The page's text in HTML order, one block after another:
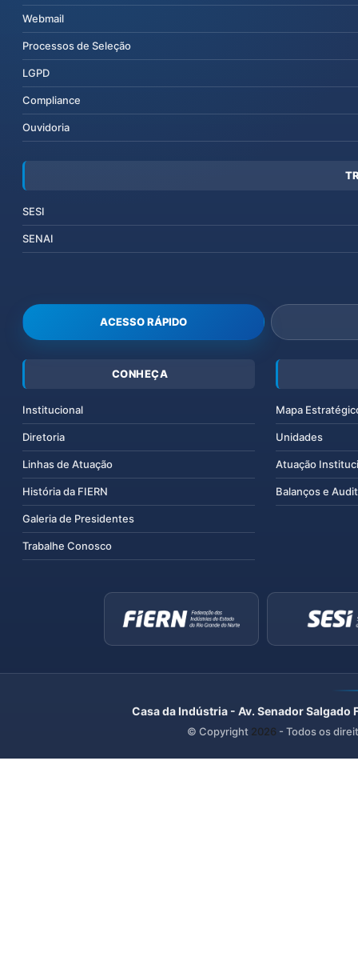
Webmail
Processos de Seleção
LGPD
Compliance
Ouvidoria
SESI
SENAI
ACESSO RÁPIDO
CONHEÇA
Institucional
Diretoria
Linhas de Atuação
História da FIERN
Galeria de Presidentes
Trabalhe Conosco
Mapa
Unidades
Atuação
Balanços e
Casa da Indústria - Av. Senador
© Copyright 2026 - Todos os